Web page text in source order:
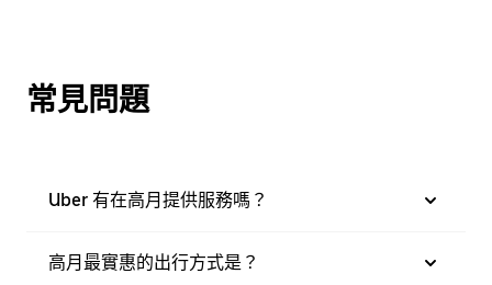
常見問題
Uber 有在高月提供服務嗎？
高月最實惠的出行方式是？